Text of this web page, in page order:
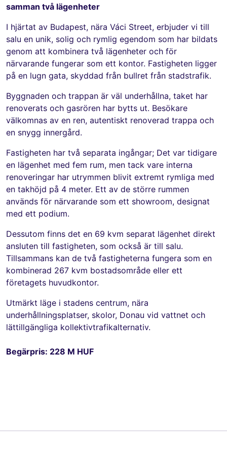
samman två lägenheter
I hjärtat av Budapest, nära Váci Street, erbjuder vi till
salu en unik, solig och rymlig egendom som har bildats
genom att kombinera två lägenheter och för
närvarande fungerar som ett kontor. Fastigheten ligger
på en lugn gata, skyddad från bullret från stadstrafik.
Byggnaden och trappan är väl underhållna, taket har
renoverats och gasrören har bytts ut. Besökare
välkomnas av en ren, autentiskt renoverad trappa och
en snygg innergård.
Fastigheten har två separata ingångar; Det var tidigare
en lägenhet med fem rum, men tack vare interna
renoveringar har utrymmen blivit extremt rymliga med
en takhöjd på 4 meter. Ett av de större rummen
används för närvarande som ett showroom, designat
med ett podium.
Dessutom finns det en 69 kvm separat lägenhet direkt
ansluten till fastigheten, som också är till salu.
Tillsammans kan de två fastigheterna fungera som en
kombinerad 267 kvm bostadsområde eller ett
företagets huvudkontor.
Utmärkt läge i stadens centrum, nära
underhållningsplatser, skolor, Donau vid vattnet och
lättillgängliga kollektivtrafikalternativ.
Begärpris: 228 M HUF